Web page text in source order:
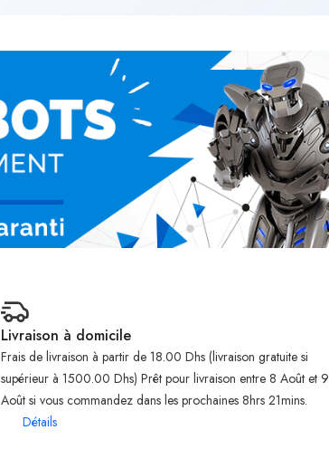
Livraison à domicile
Frais de livraison à partir de 18.00 Dhs (livraison gratuite si
supérieur à 1500.00 Dhs) Prêt pour livraison entre 8 Août et 9
Août si vous commandez dans les prochaines 8hrs 21mins.
Détails